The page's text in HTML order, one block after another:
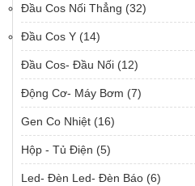
Đầu Cos Nối Thẳng (32)
Đầu Cos Y (14)
Đầu Cos- Đầu Nối (12)
Động Cơ- Máy Bơm (7)
Gen Co Nhiệt (16)
Hộp - Tủ Điện (5)
Led- Đèn Led- Đèn Báo (6)